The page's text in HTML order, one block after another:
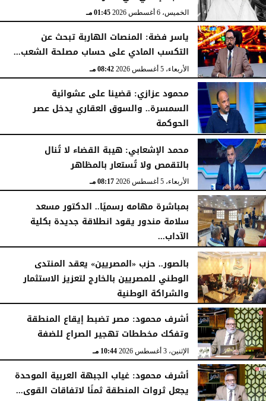
الخميس، 6 أغسطس 2026 01:45 مـ
ياسر فضة: المنصات الهاربة تبحث عن
التكسب المادي على حساب مصلحة الشعب...
الأربعاء، 5 أغسطس 2026 08:42 مـ
محمود عزازي: قضينا على عشوائية
السمسرة.. والسوق العقاري يدخل عصر
الحوكمة
الأربعاء، 5 أغسطس 2026
محمد الإشعابي: هيبة القضاء لا تُنال
بالتقمص ولا تُستعار بالمظاهر
الأربعاء، 5 أغسطس 2026 08:17 مـ
بمباشرة مهامه رسميًا.. الدكتور مسعد
سلامة مندور يقود انطلاقة جديدة بكلية
الآداب...
الأربعاء، 5 أغسطس 2026
بالصور.. حزب «المصريين» يعقد المنتدى
الوطني للمصريين بالخارج لتعزيز الاستثمار
والشراكة الوطنية
الثلاثاء، 4 أغسطس 2026
أشرف محمود: مصر تضبط إيقاع المنطقة
وتفكك مخططات تهجير الصراع للضفة
الإثنين، 3 أغسطس 2026 10:44 مـ
أشرف محمود: غياب الجبهة العربية الموحدة
يجعل ثروات المنطقة ثمنًا لاتفاقات القوى...